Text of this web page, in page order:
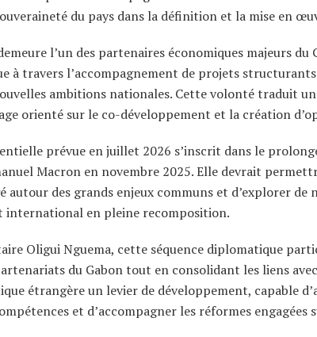
du pays dans la définition et la mise en
l’un des partenaires économiques majeurs
à travers l’accompagnement de projets
ambitions nationales. Cette volonté traduit
orienté sur le co-développement et la création
prévue en juillet 2026 s’inscrit dans le
Macron en novembre 2025. Elle devrait
autour des grands enjeux communs et d’explorer
international en pleine recomposition.
Oligui Nguema, cette séquence diplomatique
du Gabon tout en consolidant les liens
étrangère un levier de développement, capable
et d’accompagner les réformes engagées